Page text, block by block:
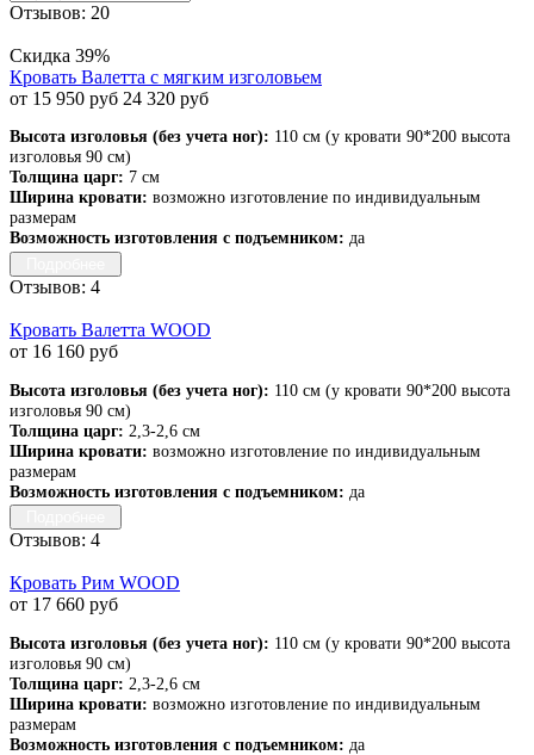
Отзывов: 20
Скидка 39%
Кровать Валетта с мягким изголовьем
от 15 950 руб 24 320 руб
Высота изголовья (без учета ног): 110 см (у кровати 90*200 высота
изголовья 90 см)
Толщина царг: 7 см
Ширина кровати: возможно изготовление по индивидуальным
размерам
Возможность изготовления с подъемником: да
Отзывов: 4
Кровать Валетта WOOD
от 16 160 руб
Высота изголовья (без учета ног): 110 см (у кровати 90*200 высота
изголовья 90 см)
Толщина царг: 2,3-2,6 см
Ширина кровати: возможно изготовление по индивидуальным
размерам
Возможность изготовления с подъемником: да
Отзывов: 4
Кровать Рим WOOD
от 17 660 руб
Высота изголовья (без учета ног): 110 см (у кровати 90*200 высота
изголовья 90 см)
Толщина царг: 2,3-2,6 см
Ширина кровати: возможно изготовление по индивидуальным
размерам
Возможность изготовления с подъемником: да